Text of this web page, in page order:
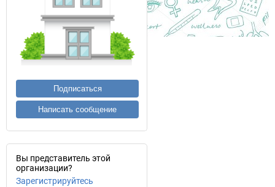
Подписаться
Написать сообщение
Вы представитель этой
организации?
Зарегистрируйтесь